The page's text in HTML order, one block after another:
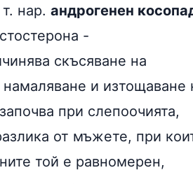
нар. андрогенен
-
скъсяване на
и изтощаване
при слепоочията,
от мъжете, при
той е равномерен,